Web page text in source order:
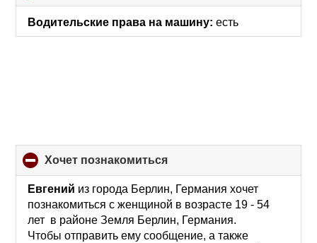
to
collapse
Водительские права на машину: есть
хочет познакомиться
to
collapse
contents
Евгений из города Берлин, Германия хочет
познакомиться с женщиной в возрасте 19 - 54
лет в районе Земля Берлин, Германия.
Чтобы отправить ему сообщение, а также